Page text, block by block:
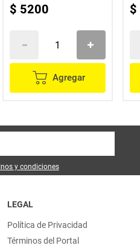
$ 5200
Agregar
$
y condiciones
LEGAL
Política de Privacidad
Términos del Portal